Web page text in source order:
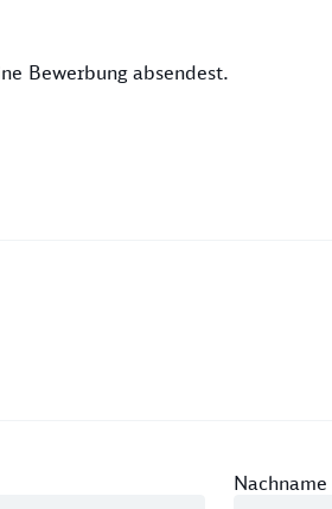
Bewerbung absendest.
Nachname